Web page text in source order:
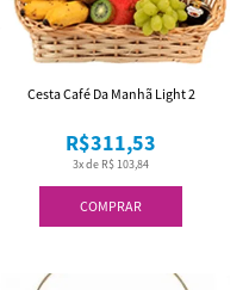
COMPRAR
3x de R$ 103,84
R$311,53
Cesta Café Da Manhã Light 2